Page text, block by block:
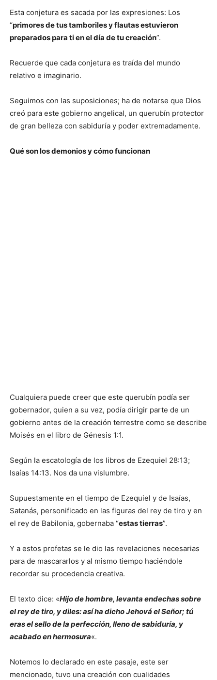
Esta conjetura es sacada por las expresiones: Los
“primores de tus tamboriles y flautas estuvieron
preparados para ti en el día de tu creación”.
Recuerde que cada conjetura es traída del mundo
relativo e imaginario.
Seguimos con las suposiciones; ha de notarse que Dios
creó para este gobierno angelical, un querubín protector
de gran belleza con sabiduría y poder extremadamente.
Qué son los demonios y cómo funcionan
Cualquiera puede creer que este querubín podía ser
gobernador, quien a su vez, podía dirigir parte de un
gobierno antes de la creación terrestre como se describe
Moisés en el libro de Génesis 1:1.
Según la escatología de los libros de Ezequiel 28:13;
Isaías 14:13. Nos da una vislumbre.
Supuestamente en el tiempo de Ezequiel y de Isaías,
Satanás, personificado en las figuras del rey de tiro y en
el rey de Babilonia, gobernaba “estas tierras”.
Y a estos profetas se le dio las revelaciones necesarias
para de mascararlos y al mismo tiempo haciéndole
recordar su procedencia creativa.
El texto dice: «Hijo de hombre, levanta endechas sobre
el rey de tiro, y diles: así ha dicho Jehová el Señor; tú
eras el sello de la perfección, lleno de sabiduría, y
acabado en hermosura«.
Notemos lo declarado en este pasaje, este ser
mencionado, tuvo una creación con cualidades